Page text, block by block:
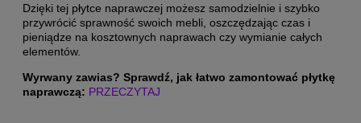
Dzięki tej płytce naprawczej możesz samodzielnie i szybko
przywrócić sprawność swoich mebli, oszczędzając czas i
pieniądze na kosztownych naprawach czy wymianie całych
elementów.
Wyrwany zawias? Sprawdź, jak łatwo zamontować płytkę
naprawczą: PRZECZYTAJ